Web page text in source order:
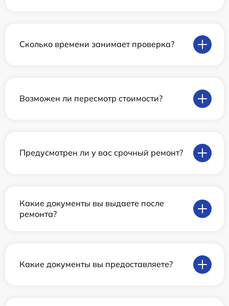
Сколько времени занимает проверка?
Возможен ли пересмотр стоимости?
Предусмотрен ли у вас срочный ремонт?
Какие документы вы выдаете после
ремонта?
Какие документы вы предоставляете?